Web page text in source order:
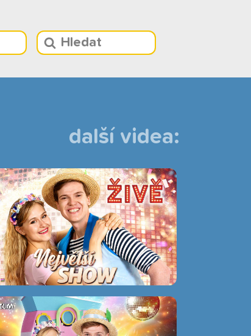
další videa: